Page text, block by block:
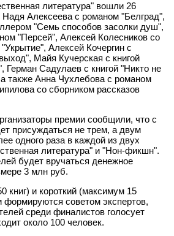
литература" вошли 26
Надя Алексеева с романом "Белград",
"Семь способов засолки душ",
"Персей", Алексей Колесников со
Алексей Кочергин с
Майя Кучерская с книгой
Герман Садулаев с книгой "Никто не
также Анна Чухлебова с романом
со сборником рассказов
премии сообщили, что с
присуждаться не трем, а двум
одного раза в каждой из двух
литература" и "Нон-фикшн".
будет вручаться денежное
3 млн руб.
книг) и короткий (максимум 15
формируются советом экспертов,
среди финалистов голосует
около 100 человек.